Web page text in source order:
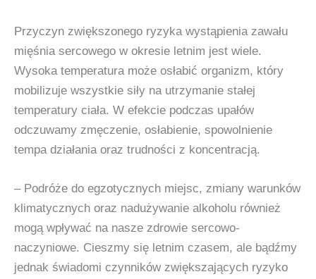
Przyczyn zwiększonego ryzyka wystąpienia zawału
mięśnia sercowego w okresie letnim jest wiele.
Wysoka temperatura może osłabić organizm, który
mobilizuje wszystkie siły na utrzymanie stałej
temperatury ciała. W efekcie podczas upałów
odczuwamy zmęczenie, osłabienie, spowolnienie
tempa działania oraz trudności z koncentracją.
– Podróże do egzotycznych miejsc, zmiany warunków
klimatycznych oraz nadużywanie alkoholu również
mogą wpływać na nasze zdrowie sercowo-
naczyniowe. Cieszmy się letnim czasem, ale bądźmy
jednak świadomi czynników zwiększających ryzyko